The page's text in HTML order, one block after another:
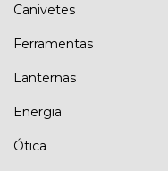
Canivetes
Ferramentas
Lanternas
Energia
Ótica